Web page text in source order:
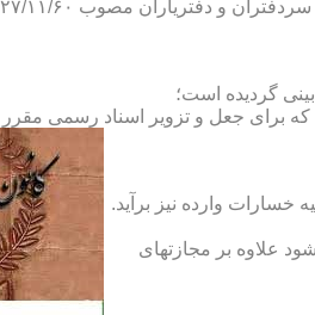
برای جعل و تزویر اسناد رسمی
خسارات وارده نیز برآید.
علاوه بر مجازتهای